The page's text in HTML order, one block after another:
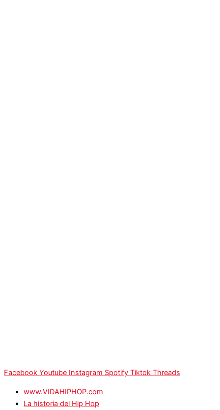
Facebook Youtube Instagram Spotify Tiktok Threads
www.VIDAHIPHOP.com
La historia del Hip Hop